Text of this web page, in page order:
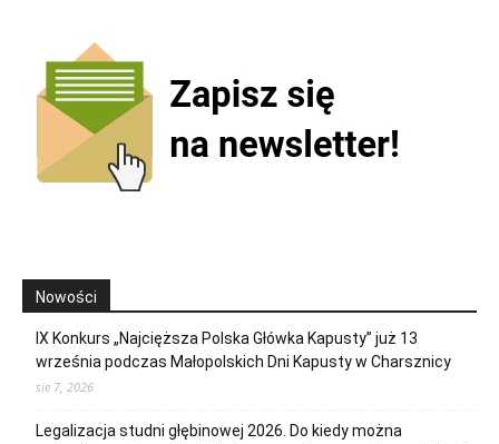
Nowości
IX Konkurs „Najcięższa Polska Główka Kapusty” już 13
września podczas Małopolskich Dni Kapusty w Charsznicy
sie 7, 2026
Legalizacja studni głębinowej 2026. Do kiedy można